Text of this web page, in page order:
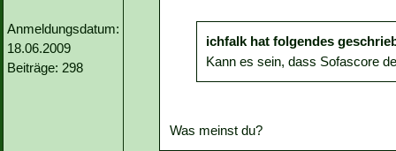
Anmeldungsdatum:
18.06.2009
Beiträge: 298
ichfalk hat folgendes
Kann es sein, dass Sofascore
Was meinst du?